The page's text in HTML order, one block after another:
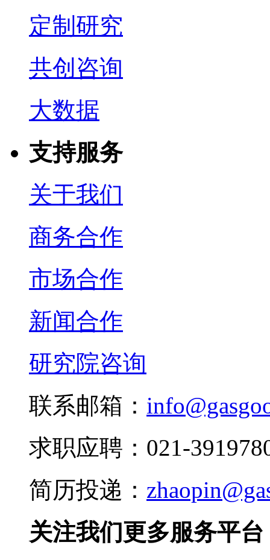
定制研究
共创咨询
大数据
支持服务
关于我们
商务合作
市场合作
新闻合作
研究院咨询
联系邮箱：
求职应聘：021-
简历投递：
关注我们更多服务平台